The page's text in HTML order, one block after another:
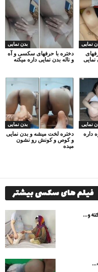
بدن نمایی
دختره با حرفهای سکسی و آه
و ناله بدن نمایی داره میکنه
نمایی
بدن نمایی
دختره لخت میشه و بدن نمایی
و کوص و کونش رو نشون
میده
نمایی
داره
فیلم های سکسی بیشتر
و...